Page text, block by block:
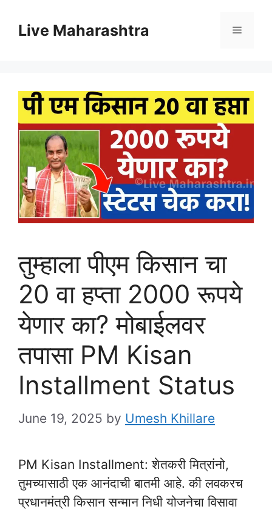
Live Maharashtra Menu
तुम्हाला पीएम किसान चा
20 वा हप्ता 2000 रूपये
येणार का? मोबाईलवर
तपासा PM Kisan
Installment Status
June 19, 2025 by Umesh Khillare
PM Kisan Installment: शेतकरी मित्रांनो,
तुमच्यासाठी एक आनंदाची बातमी आहे. की लवकरच
प्रधानमंत्री किसान सन्मान निधी योजनेचा विसावा